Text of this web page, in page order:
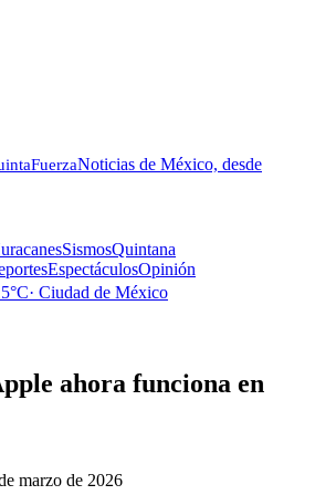
FuerzaNoticias de México, desde
SismosQuintana
EspectáculosOpinión
°C· Ciudad de México
ahora funciona en
marzo de 2026